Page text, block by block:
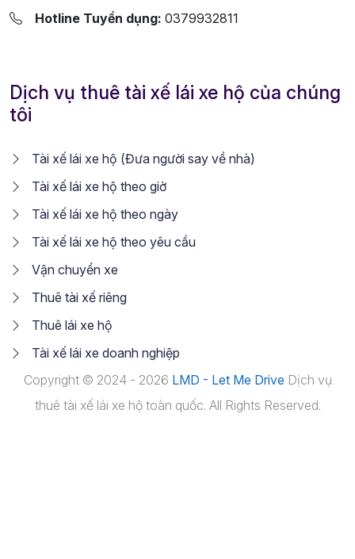
Hotline Tuyển dụng: 0379932811
Dịch vụ thuê tài xế lái xe hộ của chúng
tôi
Tài xế lái xe hộ (Đưa người say về nhà)
Tài xế lái xe hộ theo giờ
Tài xế lái xe hộ theo ngày
Tài xế lái xe hộ theo yêu cầu
Vận chuyển xe
Thuê tài xế riêng
Thuê lái xe hộ
Tài xế lái xe doanh nghiệp
Copyright © 2024 - 2026 LMD - Let Me Drive Dịch vụ
thuê tài xế lái xe hộ toàn quốc. All Rights Reserved.